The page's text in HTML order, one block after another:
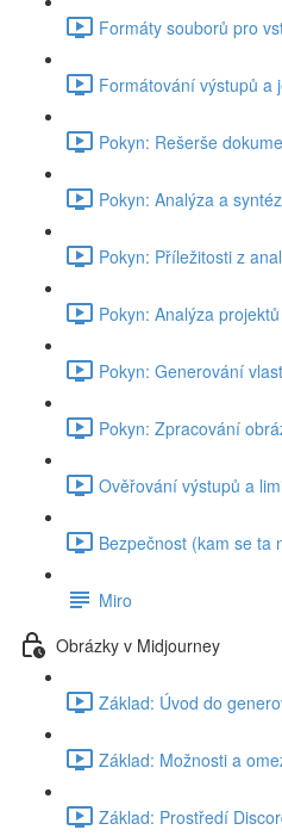
Formáty souborů pro
Formátování výstupů a
Pokyn: Rešerše
Pokyn: Analýza a
Pokyn: Příležitosti z
Pokyn: Analýza
Pokyn: Generování
Pokyn: Zpracování
Ověřování výstupů a
Bezpečnost (kam se ta
Miro
Obrázky v Midjourney
Základ: Úvod do
Základ: Možnosti a
Základ: Prostředí